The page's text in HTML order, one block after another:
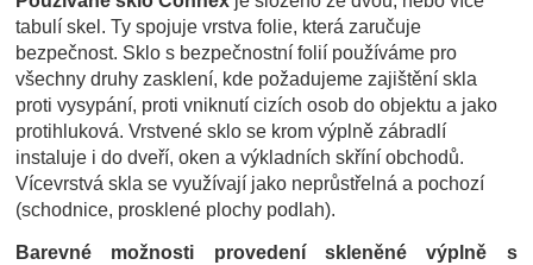
tabulí skel. Ty spojuje vrstva folie, která zaručuje
bezpečnost. Sklo s bezpečnostní folií používáme pro
všechny druhy zasklení, kde požadujeme zajištění skla
proti vysypání, proti vniknutí cizích osob do objektu a jako
protihluková. Vrstvené sklo se krom výplně zábradlí
instaluje i do dveří, oken a výkladních skříní obchodů.
Vícevrstvá skla se využívají jako neprůstřelná a pochozí
(schodnice, prosklené plochy podlah).
Barevné možnosti provedení skleněné výplně s